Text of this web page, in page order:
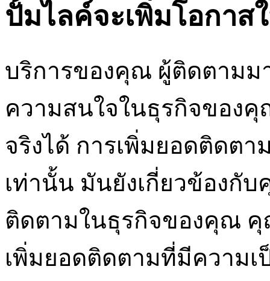
ปั้มไลค์จะเพิ่มโอกาส
บริการของคุณ ผู้ติดตามม
ความสนใจในธุรกิจของ
จริงได้ การเพิ่มยอดติดต
เท่านั้น มันยังเกี่ยวข้องกั
ติดตามในธุรกิจของคุณ
เพิ่มยอดติดตามที่มีความ